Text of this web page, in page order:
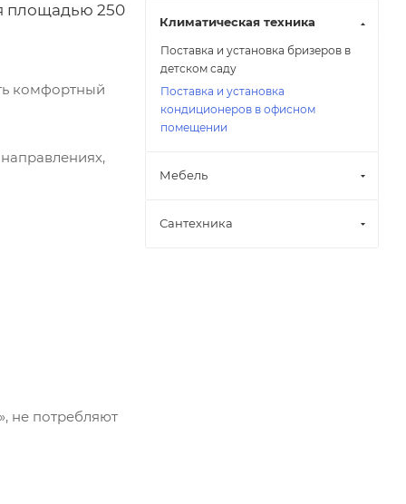
площадью 250
комфортный
не потребляют
Климатическая техника
Поставка и установка бризеров в
детском саду
Поставка и установка
кондиционеров в офисном
помещении
Мебель
Сантехника